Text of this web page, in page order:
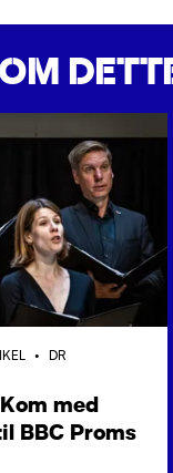
•
DR
med
BBC Proms